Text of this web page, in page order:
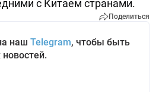
с Китаем странами.
Поделиться
наш Telegram, чтобы быть
новостей.